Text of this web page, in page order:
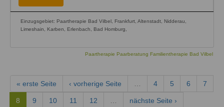
Einzugsgebiet: Paartherapie Bad Vilbel, Frankfurt, Altenstadt, Nidderau,
Limeshain, Karben, Erlenbach, Bad Homburg,
Paartherapie Paarberatung Familientherapie Bad Vilbel
« erste Seite ‹ vorherige Seite 4 5 6 7
8 9 10 11 12 nächste Seite ›